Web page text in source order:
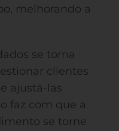
melhorando a
se torna
clientes
ajustá-las
faz com que a
se torne